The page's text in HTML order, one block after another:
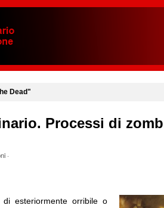
Dead"
Processi di
·
esteriormente orribile o